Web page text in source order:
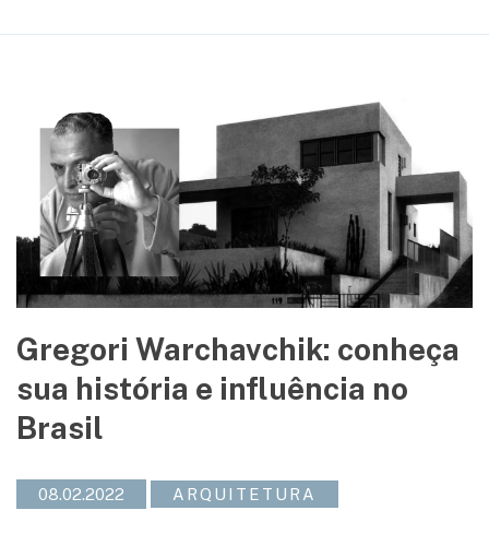
Gregori Warchavchik: conheça
sua história e influência no
Brasil
08.02.2022 ARQUITETURA